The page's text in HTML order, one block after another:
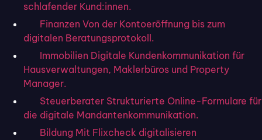
schlafender Kund:innen.
Finanzen Von der Kontoeröffnung bis zum
digitalen Beratungsprotokoll.
Immobilien Digitale Kundenkommunikation für
Hausverwaltungen, Maklerbüros und Property
Manager.
Steuerberater Strukturierte Online-Formulare für
die digitale Mandantenkommunikation.
Bildung Mit Flixcheck digitalisieren
Was ist ein NDA-Vertrag?
Definition, Arten & Vorlage